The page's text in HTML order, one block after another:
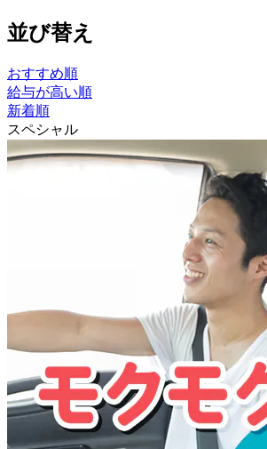
並び替え
おすすめ順
給与が高い順
新着順
スペシャル